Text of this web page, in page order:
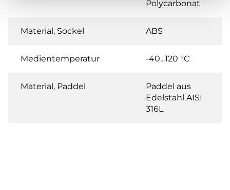
Polycarbonat
Material, Sockel ABS
Medientemperatur -40...120 °C
Material, Paddel
Paddel aus
Edelstahl AISI
316L